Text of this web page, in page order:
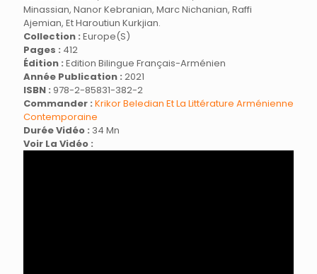
Minassian, Nanor Kebranian, Marc Nichanian, Raffi
Ajemian, Et Haroutiun Kurkjian.
Collection : Europe(s)
Pages : 412
Édition : Edition Bilingue Français-Arménien
Année Publication : 2021
ISBN : 978-2-85831-382-2
Commander : Krikor Beledian Et La Littérature Arménienne
Contemporaine
Durée Vidéo : 34 Mn
Voir La Vidéo :